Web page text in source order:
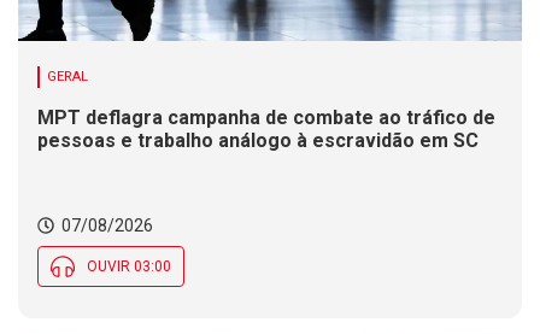
GERAL
MPT deflagra campanha de combate ao tráfico de
pessoas e trabalho análogo à escravidão em SC
07/08/2026
OUVIR 03:00